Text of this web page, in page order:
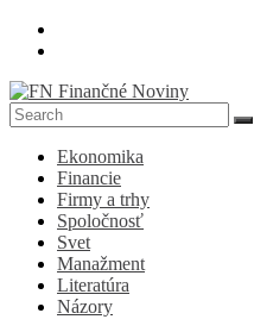
Skip
FN
Finančné
Noviny
Denník
ekonomike
spoločnosti
Ekonomika
Financie
Firmy a trhy
Spoločnosť
Svet
Manažment
Literatúra
Názory